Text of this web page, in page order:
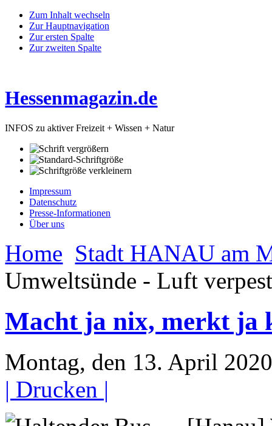
Zum Inhalt wechseln
Zur Hauptnavigation
Zur ersten Spalte
Zur zweiten Spalte
Hessenmagazin.de
INFOS zu aktiver Freizeit + Wissen + Natur
Impressum
Datenschutz
Presse-Informationen
Über uns
Home Stadt HANAU am
Umweltsünde - Luft
Macht ja nix, merkt ja
Montag, den 13. April
| Drucken |